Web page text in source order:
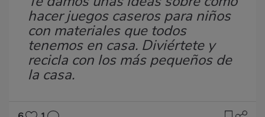
hacer juegos caseros para niños
con materiales que todos
tenemos en casa. Diviértete y
recicla con los más pequeños de
la casa.